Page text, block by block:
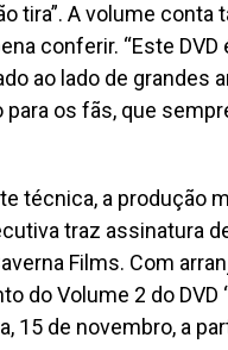
tira”. A volume conta
conferir. “Este
ao lado de grandes
os fãs, que
técnica, a produção
traz assinatura
Films. Com
do Volume 2 do DVD
15 de novembro, a